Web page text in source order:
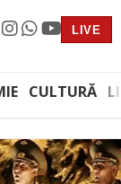
LIVE
CULTURĂ